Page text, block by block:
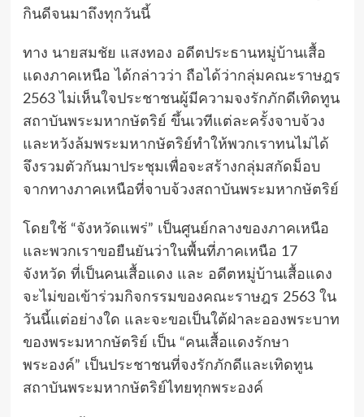
กินดีจนมาถึงทุกวันนี้
ทาง นายสมชัย แสงทอง อดีตประธานหมู่บ้านเสื้อ
แดงภาคเหนือ ได้กล่าวว่า ถือได้ว่ากลุ่มคณะราษฎร
2563 ไม่เห็นใจประชาชนผู้มีความจงรักภักดีเทิดทูน
สถาบันพระมหากษัตริย์ ขึ้นเวทีแต่ละครั้งจาบจ้วง
และหวังล้มพระมหากษัตริย์ทำให้พวกเราทนไม่ได้
จึงรวมตัวกันมาประชุมเพื่อจะสร้างกลุ่มสกัดม็อบ
จากทางภาคเหนือที่จาบจ้วงสถาบันพระมหากษัตริย์
โดยใช้ “จังหวัดแพร่” เป็นศูนย์กลางของภาคเหนือ
และพวกเราขอยืนยันว่าในพื้นที่ภาคเหนือ 17
จังหวัด ที่เป็นคนเสื้อแดง และ อดีตหมู่บ้านเสื้อแดง
จะไม่ขอเข้าร่วมกิจกรรมของคณะราษฎร 2563 ใน
วันนี้แต่อย่างใด และจะขอเป็นใต้ฝ่าละอองพระบาท
ของพระมหากษัตริย์ เป็น “คนเสื้อแดงรักษา
พระองค์” เป็นประชาชนที่จงรักภักดีและเทิดทูน
สถาบันพระมหากษัตริย์ไทยทุกพระองค์